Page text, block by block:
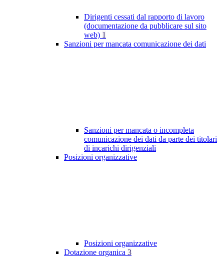
Dirigenti cessati dal rapporto di lavoro
(documentazione da pubblicare sul sito
web) 1
Sanzioni per mancata comunicazione dei dati
Sanzioni per mancata o incompleta
comunicazione dei dati da parte dei titolari
di incarichi dirigenziali
Posizioni organizzative
Posizioni organizzative
Dotazione organica 3